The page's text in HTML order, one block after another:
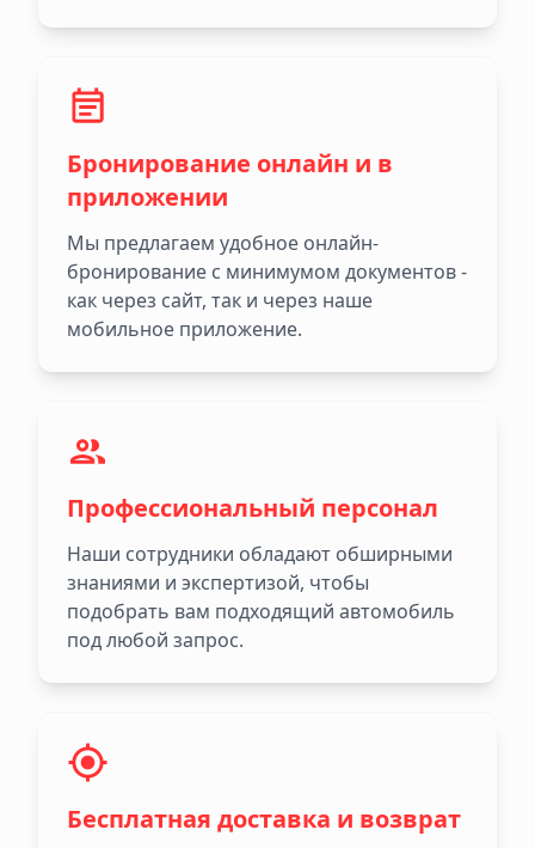
Бронирование онлайн и в
приложении
Мы предлагаем удобное онлайн-
бронирование с минимумом документов -
как через сайт, так и через наше
мобильное приложение.
Профессиональный персонал
Наши сотрудники обладают обширными
знаниями и экспертизой, чтобы
подобрать вам подходящий автомобиль
под любой запрос.
Бесплатная доставка и возврат